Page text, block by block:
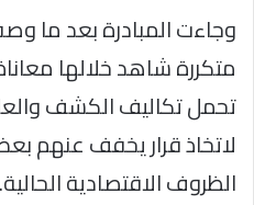
وجاءت المبادرة بعد ما
متكررة شاهد خلالها
تحمل تكاليف الكشف
لاتخاذ قرار يخفف عنهم
الظروف الاقتصادية الحالية.